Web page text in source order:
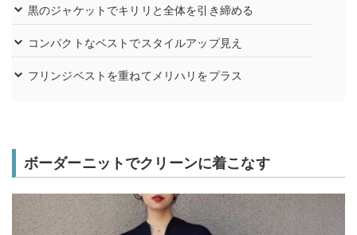
黒のジャケットでキリリと全体を引き締める
コンパクトなベストでスタイルアップ見え
フリンジベストを重ねてメリハリをプラス
ボーダーニットでクリーンに着こなす